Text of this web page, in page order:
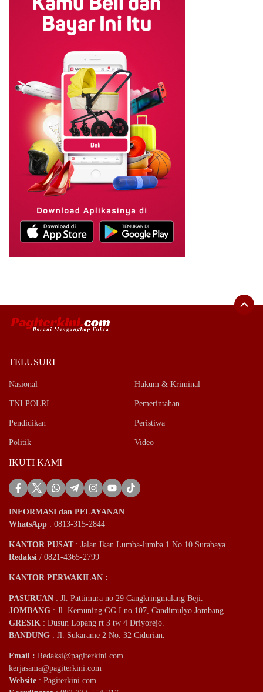
TELUSURI
Nasional Hukum & Kriminal
TNI POLRI Pemerintahan
Pendidikan Peristiwa
Politik Video
IKUTI KAMI
INFORMASI dan PELAYANAN
WhatsApp : 0813-315-2844
KANTOR PUSAT: Jalan Ikan Lumba-lumba 1 No 10 Surabaya
Redaksi / 0821-4365-2799
KANTOR PERWAKILAN :
PASURUAN : Jl. Pattimura no 29 Cangkringmalang Beji.
JOMBANG : Jl. Kemuning GG I no 107, Candimulyo Jombang.
GRESIK : Dusun Lopang rt 3 tw 4 Driyorejo.
BANDUNG : Jl. Sukarame 2 No. 32 Cidurian.
Email : Redaksi@pagiterkini.com
kerjasama@pagiterkini.com
Website : Pagiterkini.com